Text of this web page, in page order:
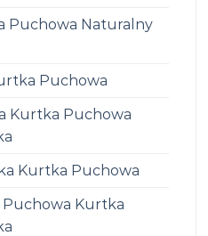
Puchowa Naturalny
Puchowa
Kurtka Puchowa
Kurtka Puchowa
Puchowa Kurtka